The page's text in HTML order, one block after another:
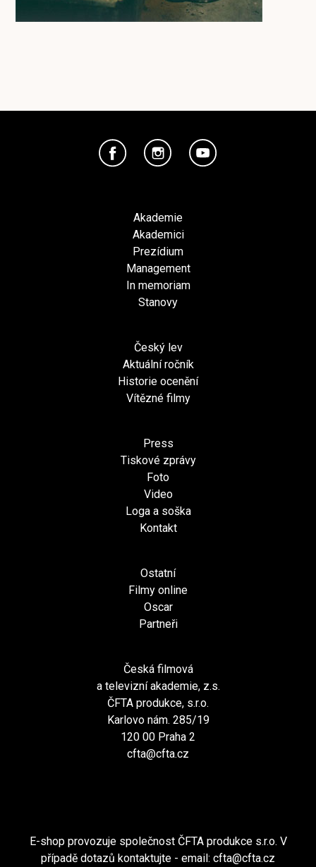
Akademie
Akademici
Prezídium
Management
In memoriam
Stanovy
Český lev
Aktuální ročník
Historie ocenění
Vítězné filmy
Press
Tiskové zprávy
Foto
Video
Loga a soška
Kontakt
Ostatní
Filmy online
Oscar
Partneři
Česká filmová
a televizní akademie, z.s.
ČFTA produkce, s.r.o.
Karlovo nám. 285/19
120 00 Praha 2
cfta@cfta.cz
E-shop provozuje společnost ČFTA produkce s.r.o. V
případě dotazů kontaktujte - email: cfta@cfta.cz